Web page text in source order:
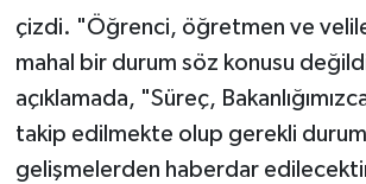
çizdi. "Öğrenci, öğretmen ve
mahal bir durum söz konusu
açıklamada, "Süreç,
takip edilmekte olup gerekli
gelişmelerden haberdar